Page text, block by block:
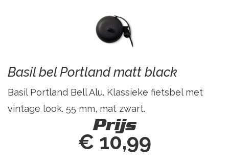
Basil bel Portland matt black
Basil Portland Bell Alu. Klassieke fietsbel met
vintage look. 55 mm, mat zwart.
Prijs
€ 10,99